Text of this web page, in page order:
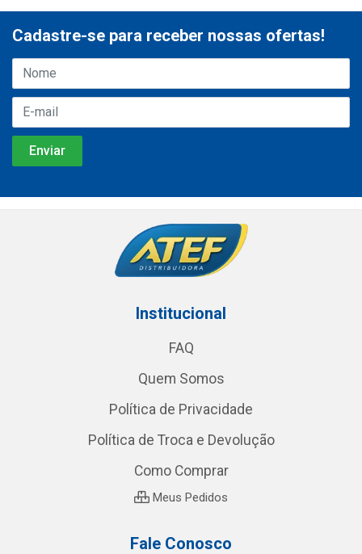
Cadastre-se para receber nossas ofertas!
Institucional
FAQ
Quem Somos
Política de Privacidade
Política de Troca e Devolução
Como Comprar
Meus Pedidos
Fale Conosco